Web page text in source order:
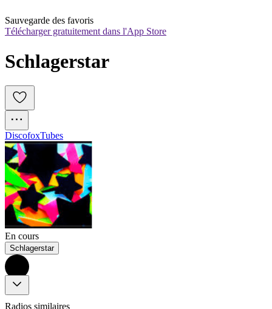
Sauvegarde des favoris
Télécharger gratuitement dans l'App Store
Schlagerstar
DiscofoxTubes
En cours
Schlagerstar
Radios similaires